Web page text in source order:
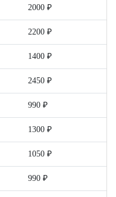
2000 ₽
2200 ₽
1400 ₽
2450 ₽
990 ₽
1300 ₽
1050 ₽
990 ₽